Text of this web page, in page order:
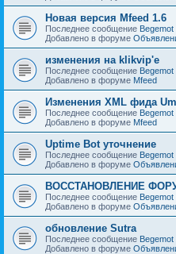
Новая версия Mfeed 1.6
Последнее сообщение Begemot
Добавлено в форуме
изменения на klikvip'е
Последнее сообщение Begemot
Добавлено в форуме Mfeed
Изменения XML фида
Последнее сообщение Begemot
Добавлено в форуме Mfeed
Uptime Bot уточнение
Последнее сообщение Begemot
Добавлено в форуме
ВОССТАНОВЛЕНИЕ
Последнее сообщение Begemot
Добавлено в форуме
обновление Sutra
Последнее сообщение Begemot
Добавлено в форуме